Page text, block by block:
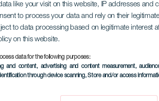
like your visit on this website, IP addresses and
to process your data and rely on their
to data processing based on legitimate interest
on this website.
data for the following purposes:
and content, advertising and content measurement,
through device scanning, Store and/or access